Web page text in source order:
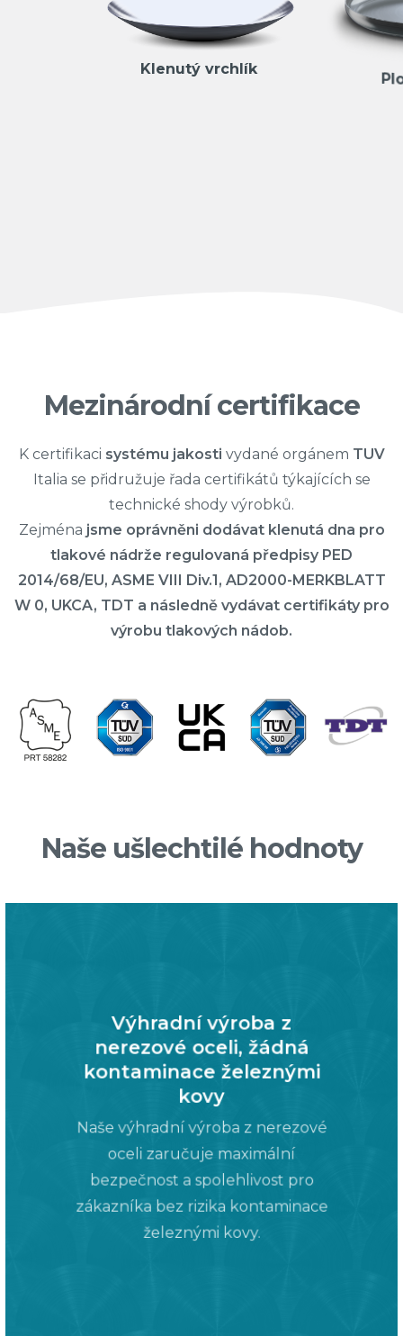
Klenutý vrchlík
Mezinárodní certifikace
K certifikaci systému jakosti vydané orgánem TUV
Italia se přidružuje řada certifikátů týkajících se
technické shody výrobků.
Zejména jsme oprávněni dodávat klenutá dna pro
tlakové nádrže regulovaná předpisy PED
2014/68/EU, ASME VIII Div.1, AD2000-MERKBLATT
W 0, UKCA, TDT a následně vydávat certifikáty pro
výrobu tlakových nádob.
Naše ušlechtilé hodnoty
Výhradní výroba z
nerezové oceli, žádná
kontaminace železnými
kovy
Naše výhradní výroba z nerezové
oceli zaručuje maximální
bezpečnost a spolehlivost pro
zákazníka bez rizika kontaminace
železnými kovy.